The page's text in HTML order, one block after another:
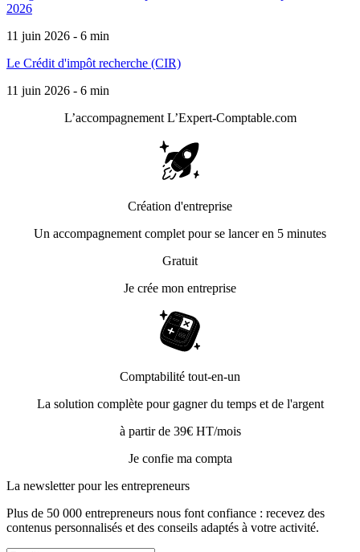
2026
11 juin 2026 - 6 min
Le Crédit d'impôt recherche (CIR)
11 juin 2026 - 6 min
L’accompagnement L’Expert-Comptable.com
Création d'entreprise
Un accompagnement complet pour se lancer en 5 minutes
Gratuit
Je crée mon entreprise
Comptabilité tout-en-un
La solution complète pour gagner du temps et de l'argent
à partir de 39€ HT/mois
Je confie ma compta
La newsletter pour les entrepreneurs
Plus de 50 000 entrepreneurs nous font confiance : recevez des
contenus personnalisés et des conseils adaptés à votre activité.